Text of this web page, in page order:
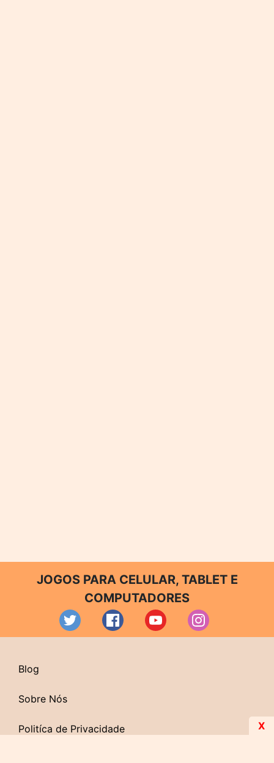
JOGOS PARA CELULAR, TABLET E
COMPUTADORES
Blog
Sobre Nós
Politíca de Privacidade X